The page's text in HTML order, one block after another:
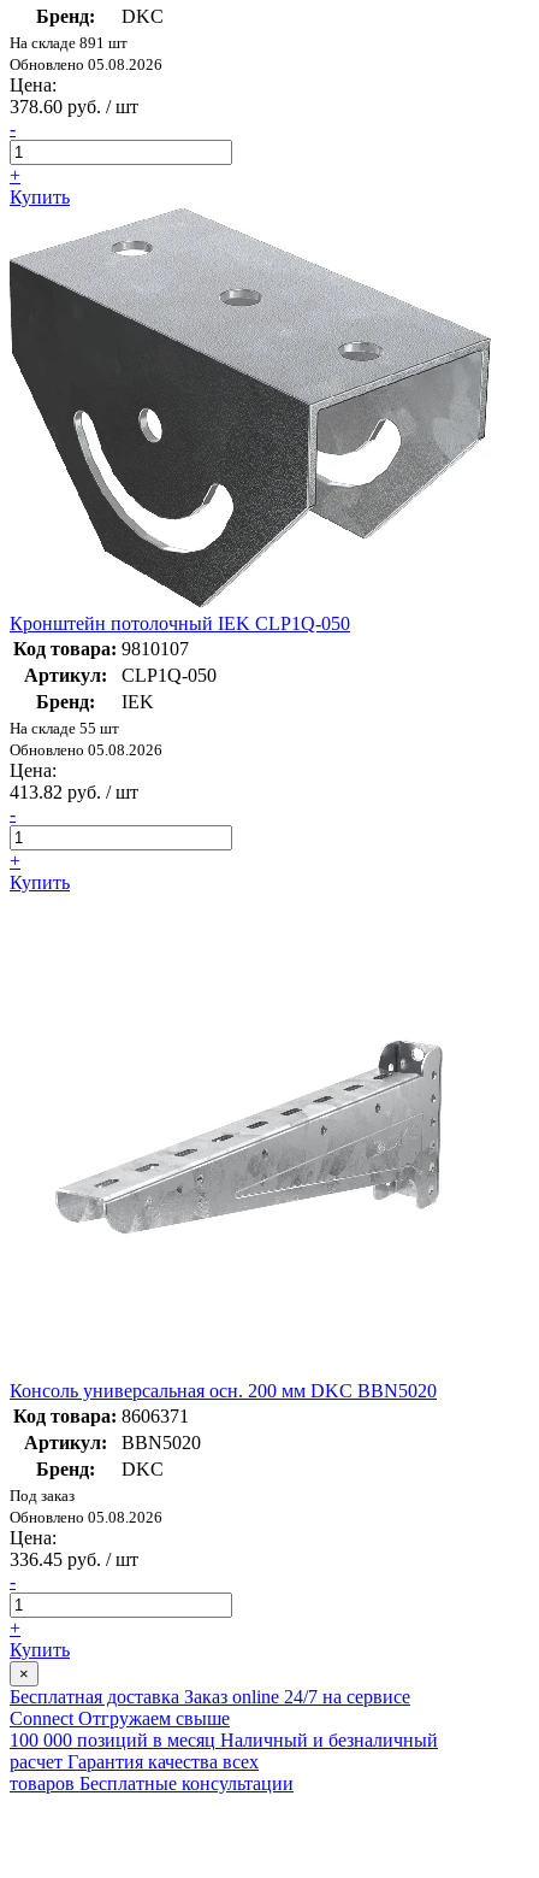
Бренд:
DKC
На складе 891 шт
Обновлено 05.08.2026
Цена:
378.60 руб. / шт
-
+
Купить
Кронштейн потолочный IEK CLP1Q-050
Код товара: 9810107
Артикул:
CLP1Q-050
Бренд:
IEK
На складе 55 шт
Обновлено 05.08.2026
Цена:
413.82 руб. / шт
-
+
Купить
Консоль универсальная осн. 200 мм DKC BBN5020
Код товара: 8606371
Артикул:
BBN5020
Бренд:
DKC
Под заказ
Обновлено 05.08.2026
Цена:
336.45 руб. / шт
-
+
Купить
×
Бесплатная доставка Заказ online 24/7 на сервисе
Connect Отгружаем свыше
100 000 позиций в месяц Наличный и безналичный
расчет Гарантия качества всех
товаров Бесплатные консультации